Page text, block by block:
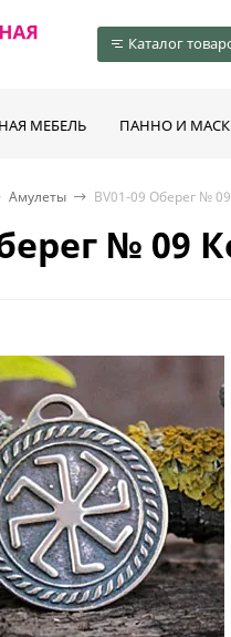
Каталог
МЕБЕЛЬ ПАННО И
Амулеты BV01-09 Оберег №
№ 09